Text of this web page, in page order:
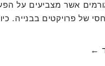
אשר מצביעים על
של פרויקטים בבנייה.
←